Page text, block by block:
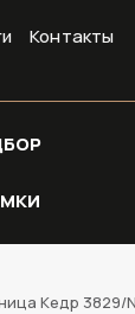
Контакты
Кедр 3829/